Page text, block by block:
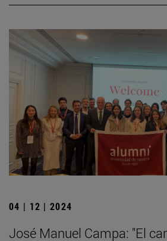
04 | 12 | 2024
José Manuel Campa: "El